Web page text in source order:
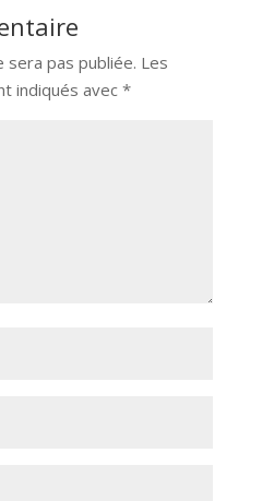
pas publiée. Les
indiqués avec *